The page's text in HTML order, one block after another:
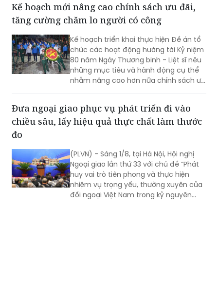
Kế hoạch triển khai thực hiện Đề án tổ
chức các hoạt động hướng tới Kỷ niệm
80 năm Ngày Thương binh - Liệt sĩ nêu
những mục tiêu và hành động cụ thể
nhằm nâng cao hơn nữa chính sách ưu
đãi, chăm lo đời sống người có công và
thân nhân người có công; xác định rõ
trách nhiệm của người đứng đầu các
bộ, cơ quan trung ương và địa phương
Đưa ngoại giao phục vụ phát triển đi vào
chiều sâu, lấy hiệu quả thực chất làm thước
(PLVN) - Sáng 1/8, tại Hà Nội, Hội nghị
nhiệm vụ trọng yếu, thường xuyên của
đối ngoại Việt Nam trong kỷ nguyên
mới” đã chính thức khai mạc. Tổng Bí
thư, Chủ tịch nước Tô Lâm đến dự và
phát biểu chỉ đạo Hội nghị.